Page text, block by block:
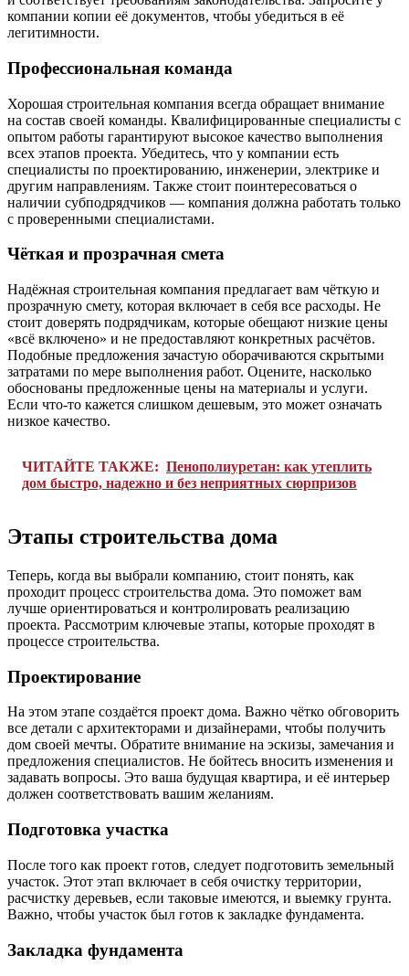
компании копии её документов, чтобы убедиться в её
легитимности.
Профессиональная команда
Хорошая строительная компания всегда обращает внимание
на состав своей команды. Квалифицированные специалисты с
опытом работы гарантируют высокое качество выполнения
всех этапов проекта. Убедитесь, что у компании есть
специалисты по проектированию, инженерии, электрике и
другим направлениям. Также стоит поинтересоваться о
наличии субподрядчиков — компания должна работать только
с проверенными специалистами.
Чёткая и прозрачная смета
Надёжная строительная компания предлагает вам чёткую и
прозрачную смету, которая включает в себя все расходы. Не
стоит доверять подрядчикам, которые обещают низкие цены
«всё включено» и не предоставляют конкретных расчётов.
Подобные предложения зачастую оборачиваются скрытыми
затратами по мере выполнения работ. Оцените, насколько
обоснованы предложенные цены на материалы и услуги.
Если что-то кажется слишком дешевым, это может означать
низкое качество.
ЧИТАЙТЕ ТАКЖЕ: Пенополиуретан: как утеплить
дом быстро, надежно и без неприятных сюрпризов
Этапы строительства дома
Теперь, когда вы выбрали компанию, стоит понять, как
проходит процесс строительства дома. Это поможет вам
лучше ориентироваться и контролировать реализацию
проекта. Рассмотрим ключевые этапы, которые проходят в
процессе строительства.
Проектирование
На этом этапе создаётся проект дома. Важно чётко обговорить
все детали с архитекторами и дизайнерами, чтобы получить
дом своей мечты. Обратите внимание на эскизы, замечания и
предложения специалистов. Не бойтесь вносить изменения и
задавать вопросы. Это ваша будущая квартира, и её интерьер
должен соответствовать вашим желаниям.
Подготовка участка
После того как проект готов, следует подготовить земельный
участок. Этот этап включает в себя очистку территории,
расчистку деревьев, если таковые имеются, и выемку грунта.
Важно, чтобы участок был готов к закладке фундамента.
Закладка фундамента